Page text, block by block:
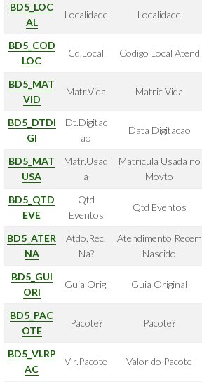
BD5_LOC
AL
Localidade Localidade
BD5_COD
LOC
Cd.Local Codigo Local Atend
BD5_MAT
VID
Matr.Vida Matric Vida
BD5_DTDI
GI
Dt.Digitac
ao
Data Digitacao
BD5_MAT
USA
Matr.Usad
a
Matricula Usada no
Movto
BD5_QTD
EVE
Qtd
Eventos
Qtd Eventos
BD5_ATER
NA
Atdo.Rec.
Na?
Atendimento Recem
Nascido
BD5_GUI
ORI
Guia Orig. Guia Original
BD5_PAC
OTE
Pacote? Pacote?
BD5_VLRP
AC
Vlr.Pacote Valor do Pacote